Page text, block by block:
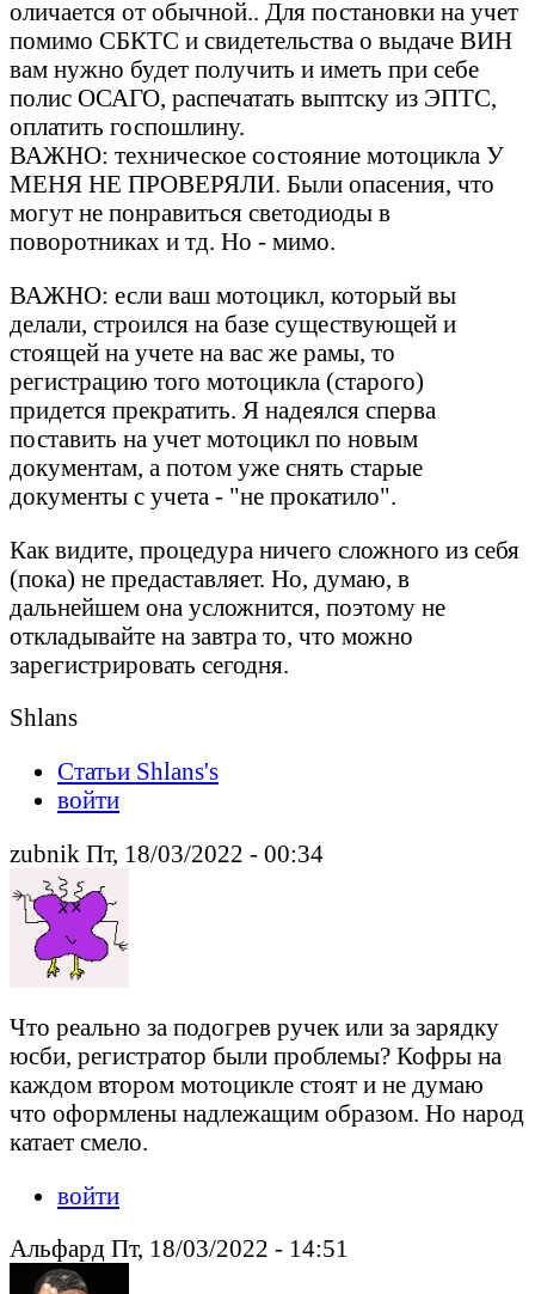
оличается от обычной.. Для постановки на учет
помимо СБКТС и свидетельства о выдаче ВИН
вам нужно будет получить и иметь при себе
полис ОСАГО, распечатать выптску из ЭПТС,
оплатить госпошлину.
ВАЖНО: техническое состояние мотоцикла У
МЕНЯ НЕ ПРОВЕРЯЛИ. Были опасения, что
могут не понравиться светодиоды в
поворотниках и тд. Но - мимо.
ВАЖНО: если ваш мотоцикл, который вы
делали, строился на базе существующей и
стоящей на учете на вас же рамы, то
регистрацию того мотоцикла (старого)
придется прекратить. Я надеялся сперва
поставить на учет мотоцикл по новым
документам, а потом уже снять старые
документы с учета - "не прокатило".
Как видите, процедура ничего сложного из себя
(пока) не предаставляет. Но, думаю, в
дальнейшем она усложнится, поэтому не
откладывайте на завтра то, что можно
зарегистрировать сегодня.
Shlans
Статьи Shlans's
войти
zubnik Пт, 18/03/2022 - 00:34
Что реально за подогрев ручек или за зарядку
юсби, регистратор были проблемы? Кофры на
каждом втором мотоцикле стоят и не думаю
что оформлены надлежащим образом. Но народ
катает смело.
войти
Альфард Пт, 18/03/2022 - 14:51